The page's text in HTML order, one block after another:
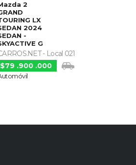
2
LX
2024
-
G
- Local 021
$79 .900 .000